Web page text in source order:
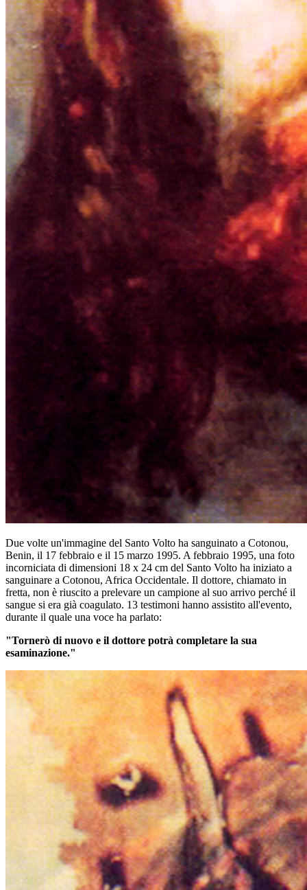
Due volte un'immagine del Santo Volto ha sanguinato a Cotonou,
Benin, il 17 febbraio e il 15 marzo 1995. A febbraio 1995, una foto
incorniciata di dimensioni 18 x 24 cm del Santo Volto ha iniziato a
sanguinare a Cotonou, Africa Occidentale. Il dottore, chiamato in
fretta, non è riuscito a prelevare un campione al suo arrivo perché il
sangue si era già coagulato. 13 testimoni hanno assistito all'evento,
durante il quale una voce ha parlato:
"Tornerò di nuovo e il dottore potrà completare la sua
esaminazione."